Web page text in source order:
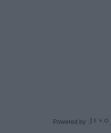
Powered by